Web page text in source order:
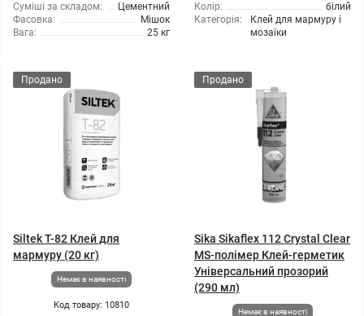
Суміші за складом:
Цементний
Фасовка:
Мішок
Вага:
25 кг
Колір:
білий
Категорія:
Клей для мармуру і
мозаїки
Продано
Siltek T-82 Клей для
мармуру (20 кг)
Немає в наявності
Код товару: 10810
Продано
Sika Sikaflex 112 Crystal Clear
MS-полімер Клей-герметик
Універсальний прозорий
(290 мл)
Немає в наявності